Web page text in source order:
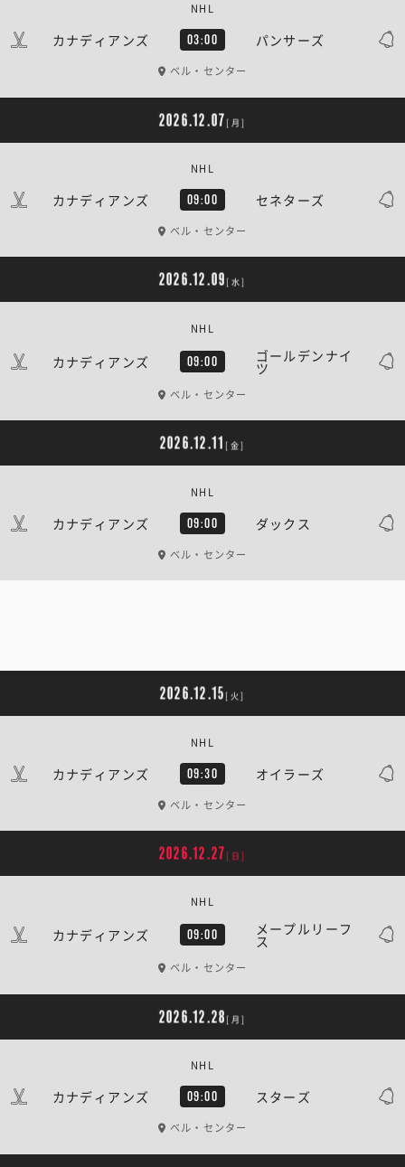
カナディアンズ 03:00 パンサーズ
NHL
ベル・センター
2026.12.07 [月]
カナディアンズ 09:00 セネターズ
NHL
ベル・センター
2026.12.09 [水]
カナディアンズ 09:00 ゴールデンナイ
ツ
NHL
ベル・センター
2026.12.11 [金]
カナディアンズ 09:00 ダックス
NHL
ベル・センター
2026.12.15 [火]
カナディアンズ 09:30 オイラーズ
NHL
ベル・センター
2026.12.27 [日]
カナディアンズ 09:00 メープルリーフ
ス
NHL
ベル・センター
2026.12.28 [月]
カナディアンズ 09:00 スターズ
NHL
ベル・センター